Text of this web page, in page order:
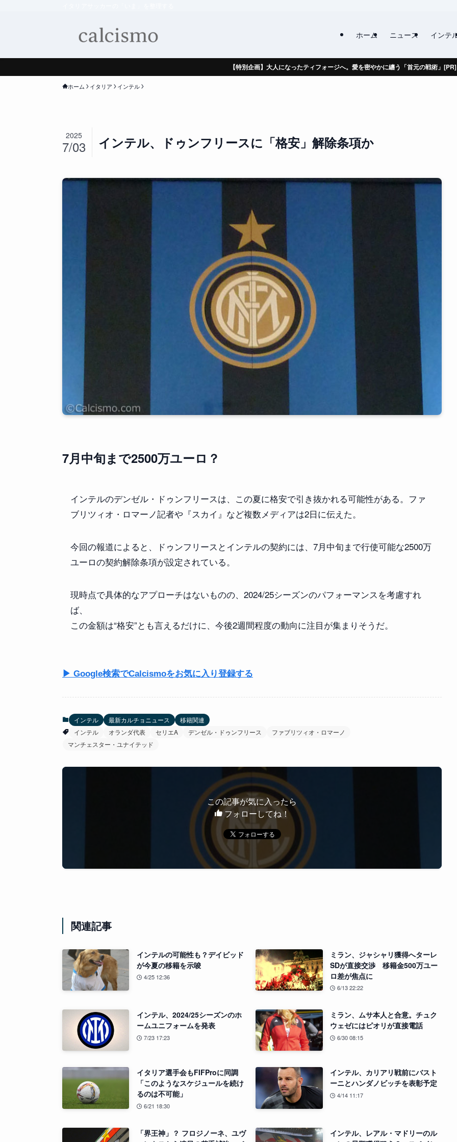
ホーム ニュース インテ
【特別企画】大人になったティフォージへ。愛を密やかに纏う「首元の戦術」[PR]
ホーム イタリア インテル
インテル、ドゥンフリースに「格安」解除条項か
2025
7/03
7月中旬まで2500万ユーロ？
インテルのデンゼル・ドゥンフリースは、この夏に格安で引き抜かれる可能性がある。ファ
ブリツィオ・ロマーノ記者や『スカイ』など複数メディアは2日に伝えた。
今回の報道によると、ドゥンフリースとインテルの契約には、7月中旬まで行使可能な2500万
ユーロの契約解除条項が設定されている。
現時点で具体的なアプローチはないものの、2024/25シーズンのパフォーマンスを考慮すれ
ば、
この金額は“格安”とも言えるだけに、今後2週間程度の動向に注目が集まりそうだ。
▶ Google検索でCalcismoをお気に入り登録する
インテル 最新カルチョニュース
移籍関連
インテル
オランダ代表 セリエA デンゼル・ドゥンフリース
ファブリツィオ・ロマーノ
マンチェスター・ユナイテッド
この記事が気に入ったら
フォローしてね！
関連記事
インテルの可能性も？デイビッド
が今夏の移籍を示唆
4/25 12:36
ミラン、ジャシャリ獲得へターレ
SDが直接交渉 移籍金500万ユー
ロ差が焦点に
6/13 22:22
インテル、2024/25シーズンのホ
ームユニフォームを発表
7/23 17:23
ミラン、ムサ本人と合意。チュク
ウェゼにはピオリが直接電話
6/30 08:15
イタリア選手会もFIFProに同調
「このようなスケジュールを続け
るのは不可能」
6/21 18:30
インテル、カリアリ戦前にバスト
ーニとハンダノビッチを表彰予定
4/14 11:17
「界王神」？ フロジノーネ、ユヴ
インテル、レアル・マドリーのル